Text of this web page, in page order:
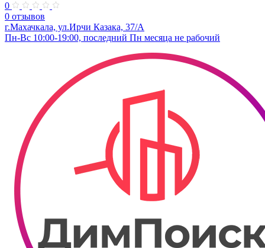
0
0 отзывов
г.Махачкала, ул.Ирчи Казака, 37/А
Пн-Вс 10:00-19:00, последний Пн месяца не рабочий